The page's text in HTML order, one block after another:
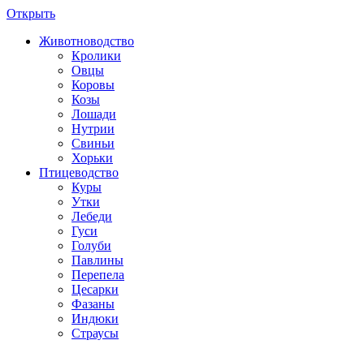
Открыть
Животноводство
Кролики
Овцы
Коровы
Козы
Лошади
Нутрии
Свиньи
Хорьки
Птицеводство
Куры
Утки
Лебеди
Гуси
Голуби
Павлины
Перепела
Цесарки
Фазаны
Индюки
Страусы